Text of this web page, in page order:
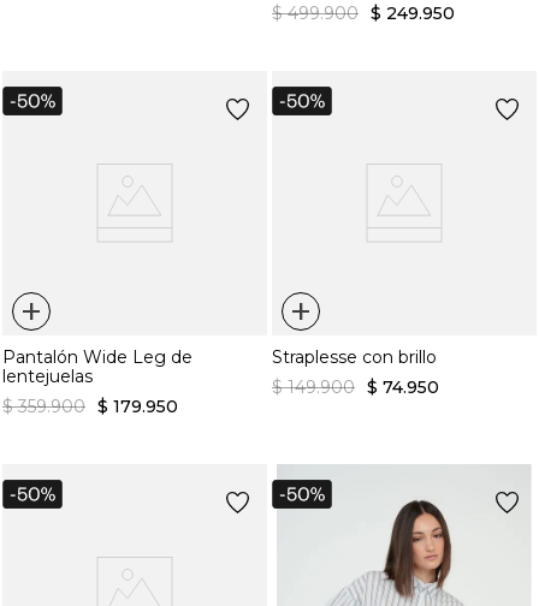
$ 499.900 $ 249.950
+
Pantalón Wide Leg de
lentejuelas
$ 359.900 $ 179.950
+
Straplesse con brillo
$ 149.900 $ 74.950